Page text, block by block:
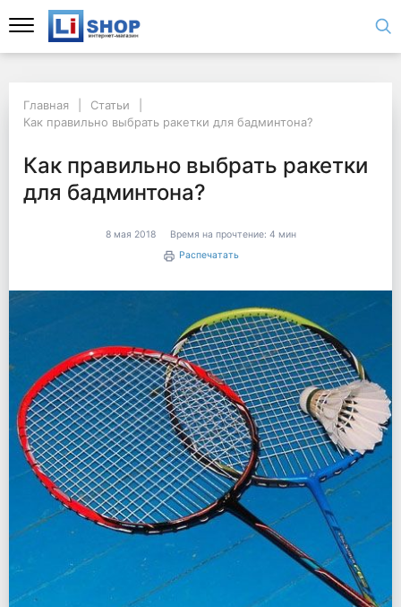
Главная
Статьи
Как правильно выбрать ракетки для бадминтона?
Как правильно выбрать ракетки
для бадминтона?
8 мая 2018 Время на прочтение: 4 мин
Распечатать